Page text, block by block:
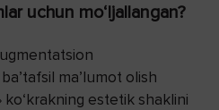
uchun mo‘ljallangan?
ma’lumot olish
ko‘krakning estetik shaklini